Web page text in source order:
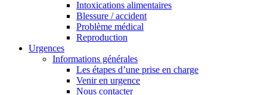
Intoxications alimentaires
Blessure / accident
Problème médical
Reproduction
Urgences
Informations générales
Les étapes d’une prise en charge
Venir en urgence
Nous contacter